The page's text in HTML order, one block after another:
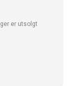
er utsolgt